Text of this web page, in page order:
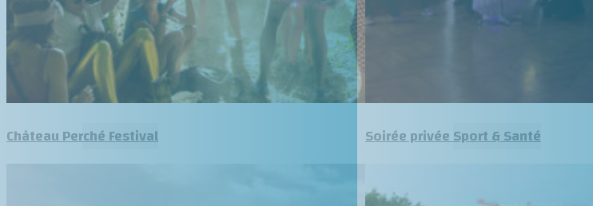
Château Perché Festival Soirée privée Sport & Santé